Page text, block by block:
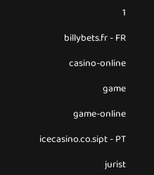
1
billybets.fr - FR
casino-online
game
game-online
icecasino.co.sipt - PT
jurist